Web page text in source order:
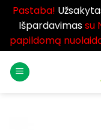
Pastaba!
Išpardavimassu
papildomą